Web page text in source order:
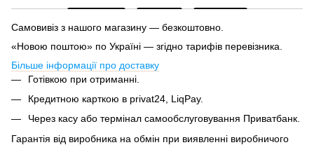
Самовивіз з нашого магазину — безкоштовно.
«Новою поштою» по Україні — згідно тарифів перевізника.
Більше інформації про доставку
Готівкою при отриманні.
Кредитною карткою в privat24, LiqPay.
Через касу або термінал самообслуговування Приватбанк.
Гарантія від виробника на обмін при виявленні виробничого